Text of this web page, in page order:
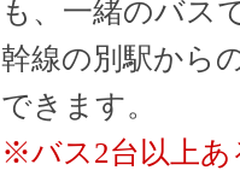
も、一緒のバス
幹線の別駅から
できます。
※バス2台以上あ